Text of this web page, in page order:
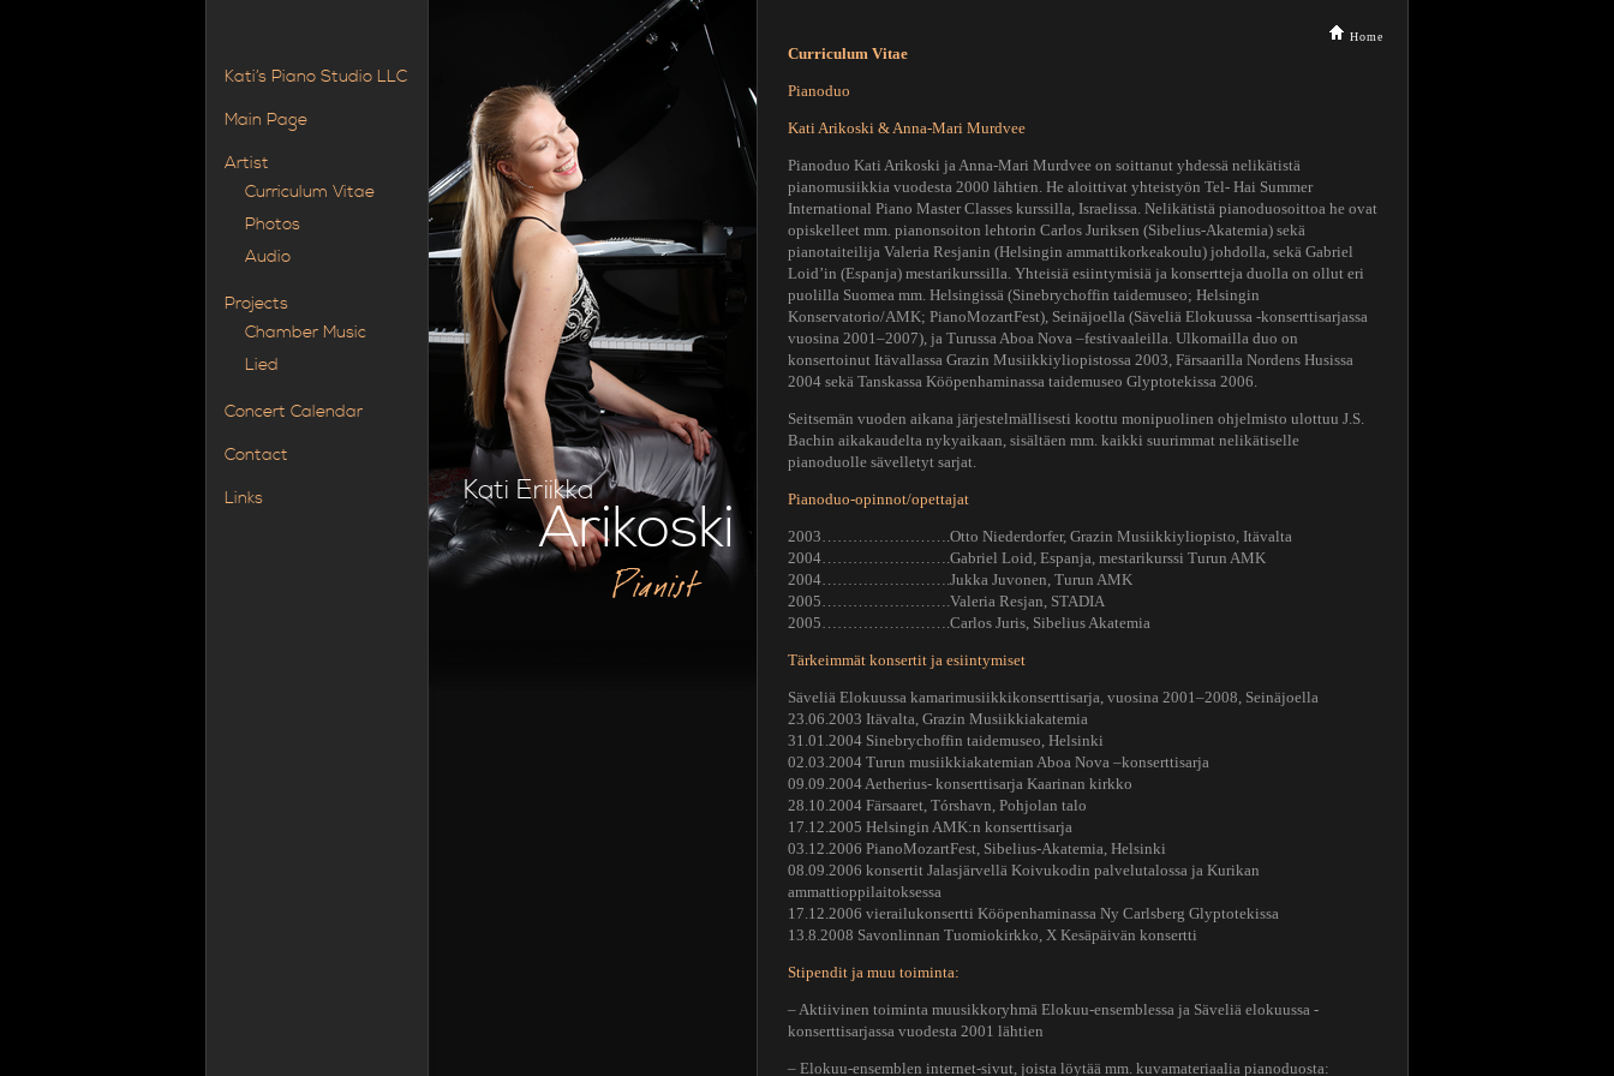
Kati Eriikka
Arikoski
Pianist
Home
Curriculum Vitae
Pianoduo
Kati Arikoski & Anna-Mari Murdvee
Pianoduo Kati Arikoski ja Anna-Mari Murdvee on soittanut yhdessä nelikätistä
pianomusiikkia vuodesta 2000 lähtien. He aloittivat yhteistyön Tel- Hai Summer
International Piano Master Classes kurssilla, Israelissa. Nelikätistä pianoduosoittoa he ovat
opiskelleet mm. pianonsoiton lehtorin Carlos Juriksen (Sibelius-Akatemia) sekä
pianotaiteilija Valeria Resjanin (Helsingin ammattikorkeakoulu) johdolla, sekä Gabriel
Loid’in (Espanja) mestarikurssilla. Yhteisiä esiintymisiä ja konsertteja duolla on ollut eri
puolilla Suomea mm. Helsingissä (Sinebrychoffin taidemuseo; Helsingin
Konservatorio/AMK; PianoMozartFest), Seinäjoella (Säveliä Elokuussa -konserttisarjassa
vuosina 2001–2007), ja Turussa Aboa Nova –festivaaleilla. Ulkomailla duo on
konsertoinut Itävallassa Grazin Musiikkiyliopistossa 2003, Färsaarilla Nordens Husissa
2004 sekä Tanskassa Kööpenhaminassa taidemuseo Glyptotekissa 2006.
Seitsemän vuoden aikana järjestelmällisesti koottu monipuolinen ohjelmisto ulottuu J.S.
Bachin aikakaudelta nykyaikaan, sisältäen mm. kaikki suurimmat nelikätiselle
pianoduolle sävelletyt sarjat.
Pianoduo-opinnot/opettajat
2003…………………….Otto Niederdorfer, Grazin Musiikkiyliopisto, Itävalta
2004…………………….Gabriel Loid, Espanja, mestarikurssi Turun AMK
2004…………………….Jukka Juvonen, Turun AMK
2005…………………….Valeria Resjan, STADIA
2005…………………….Carlos Juris, Sibelius Akatemia
Tärkeimmät konsertit ja esiintymiset
Säveliä Elokuussa kamarimusiikkikonserttisarja, vuosina 2001–2008, Seinäjoella
23.06.2003 Itävalta, Grazin Musiikkiakatemia
31.01.2004 Sinebrychoffin taidemuseo, Helsinki
02.03.2004 Turun musiikkiakatemian Aboa Nova –konserttisarja
09.09.2004 Aetherius- konserttisarja Kaarinan kirkko
28.10.2004 Färsaaret, Tórshavn, Pohjolan talo
17.12.2005 Helsingin AMK:n konserttisarja
03.12.2006 PianoMozartFest, Sibelius-Akatemia, Helsinki
08.09.2006 konsertit Jalasjärvellä Koivukodin palvelutalossa ja Kurikan
ammattioppilaitoksessa
17.12.2006 vierailukonsertti Kööpenhaminassa Ny Carlsberg Glyptotekissa
13.8.2008 Savonlinnan Tuomiokirkko, X Kesäpäivän konsertti
Stipendit ja muu toiminta:
– Aktiivinen toiminta muusikkoryhmä Elokuu-ensemblessa ja Säveliä elokuussa -
konserttisarjassa vuodesta 2001 lähtien
– Elokuu-ensemblen internet-sivut, joista löytää mm. kuvamateriaalia pianoduosta:
Kati’s Piano Studio LLC
Main Page
Artist
Curriculum Vitae
Photos
Audio
Projects
Chamber Music
Lied
Concert Calendar
Contact
Links